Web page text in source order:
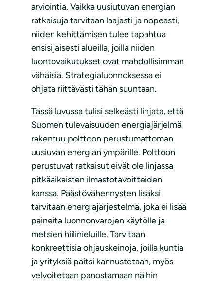
arviointia. Vaikka uusiutuvan energian
ratkaisuja tarvitaan laajasti ja nopeasti,
niiden kehittämisen tulee tapahtua
ensisijaisesti alueilla, joilla niiden
luontovaikutukset ovat mahdollisimman
vähäisiä. Strategialuonnoksessa ei
ohjata riittävästi tähän suuntaan.
Tässä luvussa tulisi selkeästi linjata, että
Suomen tulevaisuuden energiajärjelmä
rakentuu polttoon perustumattoman
uusiuvan energian ympärille. Polttoon
perustuvat ratkaisut eivät ole linjassa
pitkäaikaisten ilmastotavoitteiden
kanssa. Päästövähennysten lisäksi
tarvitaan energiajärjestelmä, joka ei lisää
paineita luonnonvarojen käytölle ja
metsien hiilinieluille. Tarvitaan
konkreettisia ohjauskeinoja, joilla kuntia
ja yrityksiä paitsi kannustetaan, myös
velvoitetaan panostamaan näihin